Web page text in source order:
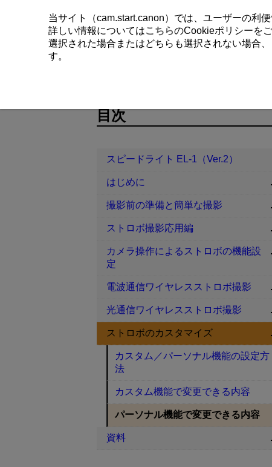
目次
スピードライト EL-1（Ver.2）
はじめに
撮影前の準備と簡単な撮影
ストロボ撮影応用編
カメラ操作によるストロボの機能設
定
電波通信ワイヤレスストロボ撮影
光通信ワイヤレスストロボ撮影
ストロボのカスタマイズ
カスタム／パーソナル機能の設定方
法
カスタム機能で変更できる内容
パーソナル機能で変更できる内容
資料
当サイト（cam.start.canon）では、ユーザーの利
詳しい情報についてはこちらのCookieポリシーを
選択された場合またはどちらも選択されない場合
す。